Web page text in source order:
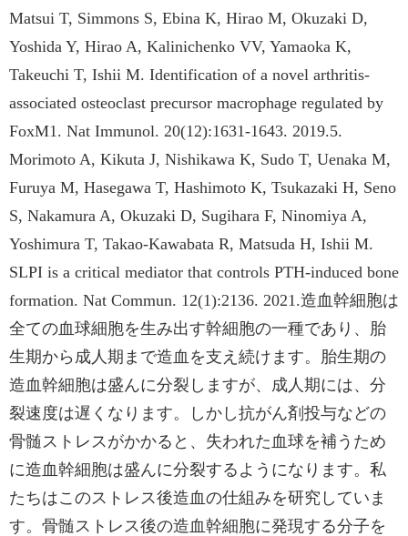
Matsui T, Simmons S, Ebina K, Hirao M, Okuzaki D,
Yoshida Y, Hirao A, Kalinichenko VV, Yamaoka K,
Takeuchi T, Ishii M. Identification of a novel arthritis-
associated osteoclast precursor macrophage regulated by
FoxM1. Nat Immunol. 20(12):1631-1643. 2019.5.
Morimoto A, Kikuta J, Nishikawa K, Sudo T, Uenaka M,
Furuya M, Hasegawa T, Hashimoto K, Tsukazaki H, Seno
S, Nakamura A, Okuzaki D, Sugihara F, Ninomiya A,
Yoshimura T, Takao-Kawabata R, Matsuda H, Ishii M.
SLPI is a critical mediator that controls PTH-induced bone
formation. Nat Commun. 12(1):2136. 2021.造血幹細胞は
全ての血球細胞を生み出す幹細胞の一種であり、胎
生期から成人期まで造血を支え続けます。胎生期の
造血幹細胞は盛んに分裂しますが、成人期には、分
裂速度は遅くなります。しかし抗がん剤投与などの
骨髄ストレスがかかると、失われた血球を補うため
に造血幹細胞は盛んに分裂するようになります。私
たちはこのストレス後造血の仕組みを研究していま
す。骨髄ストレス後の造血幹細胞に発現する分子を